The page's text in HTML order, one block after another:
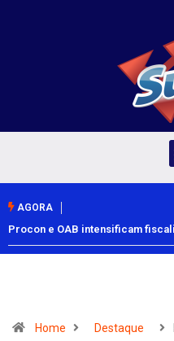
AGORA
Procon e OAB intensificam
Pais
Home Destaque